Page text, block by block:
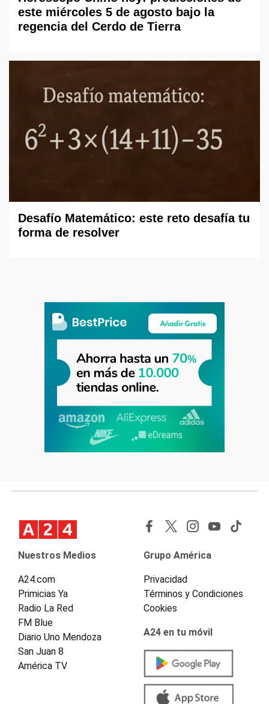
este miércoles 5 de agosto bajo la
regencia del Cerdo de Tierra
Desafío Matemático: este reto desafía tu
forma de resolver
Nuestros Medios
A24.com
Primicias Ya
Radio La Red
FM Blue
Diario Uno Mendoza
San Juan 8
América TV
Grupo América
Privacidad
Términos y Condiciones
Cookies
A24 en tu móvil